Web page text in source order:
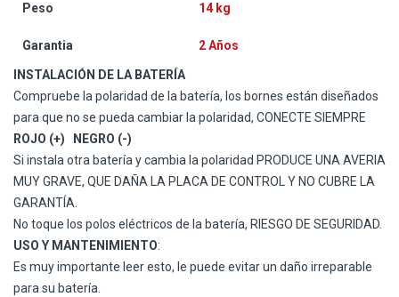
Peso 14 kg
Garantia 2 Años
INSTALACIÓN DE LA BATERÍA
Compruebe la polaridad de la batería, los bornes están diseñados
para que no se pueda cambiar la polaridad, CONECTE SIEMPRE
ROJO (+)
NEGRO (-)
Si instala otra batería y cambia la polaridad PRODUCE UNA AVERIA
MUY GRAVE, QUE DAÑA LA PLACA DE CONTROL Y NO CUBRE LA
GARANTÍA.
No toque los polos eléctricos de la batería, RIESGO DE SEGURIDAD.
USO Y MANTENIMIENTO:
Es muy importante leer esto, le puede evitar un daño irreparable
para su batería.